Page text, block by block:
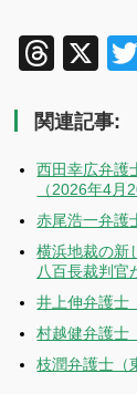
X
関連記事:
西田幸広弁
（2026年4月
赤尾浩一弁
横浜地裁の新
八百長裁判官
井上伸弁護
村越健弁護
枝潤弁護士